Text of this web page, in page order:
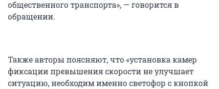
общественного транспорта», — говорится в
обращении.
Также авторы поясняют, что «установка камер
фиксации превышения скорости не улучшает
ситуацию, необходим именно светофор с кнопкой